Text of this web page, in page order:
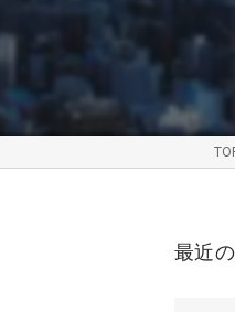
最近